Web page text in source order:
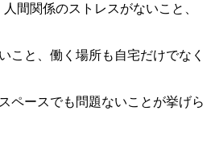
間関係のストレスがないこと、
こと、働く場所も自宅だけでなく
ペースでも問題ないことが挙げら